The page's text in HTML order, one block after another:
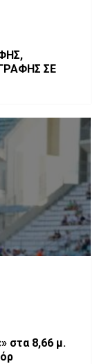
ΣΕ
στα 8,66 μ.